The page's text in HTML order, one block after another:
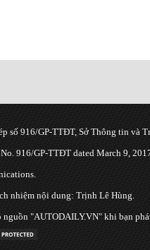
số 916/GP-TTĐT, Sở Thông tin và
916/GP-TTĐT dated March 9,
nhiệm nội dung: Trịnh Lê Hùng.
"AUTODAILY.VN" khi bạn